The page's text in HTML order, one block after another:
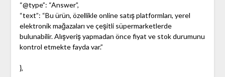
“@type”: “Answer”,
“text”: “Bu ürün, özellikle online satış platformları, yerel
elektronik mağazaları ve çeşitli süpermarketlerde
bulunabilir. Alışveriş yapmadan önce fiyat ve stok durumunu
kontrol etmekte fayda var.”
},